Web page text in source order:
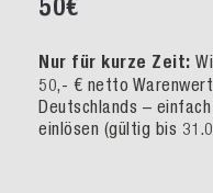
Nur für kurze Zeit:
50,- € netto
Deutschlands –
einlösen (gültig bis